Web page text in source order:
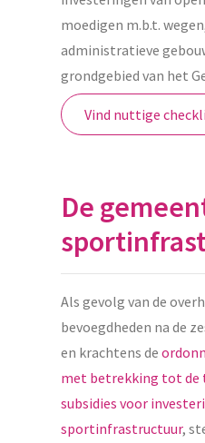
moedigen m.b.t.
administratieve
grondgebied van het
Vind nuttige
De
Als gevolg van de
bevoegdheden na de
en krachtens de
met betrekking tot de
subsidies voor
sportinfrastructuur,